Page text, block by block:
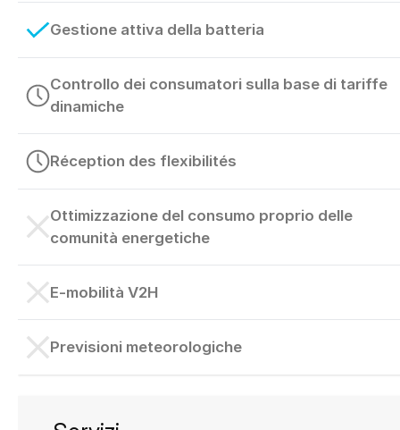
Gestione attiva della batteria
Controllo dei consumatori sulla base di tariffe
dinamiche
Réception des flexibilités
Ottimizzazione del consumo proprio delle
comunità energetiche
E-mobilità V2H
Previsioni meteorologiche